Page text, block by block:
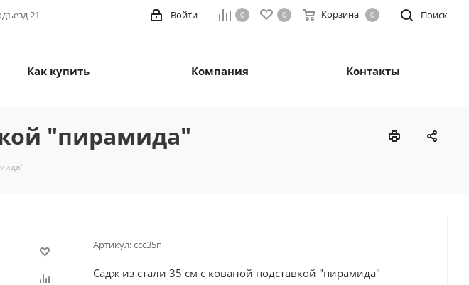
21 Поиск
0 0 Корзина 0
Войти
Как купить Компания Контакты
"пирамида"
Артикул:ссс35п
Садж из стали 35 см с кованой подставкой "пирамида"